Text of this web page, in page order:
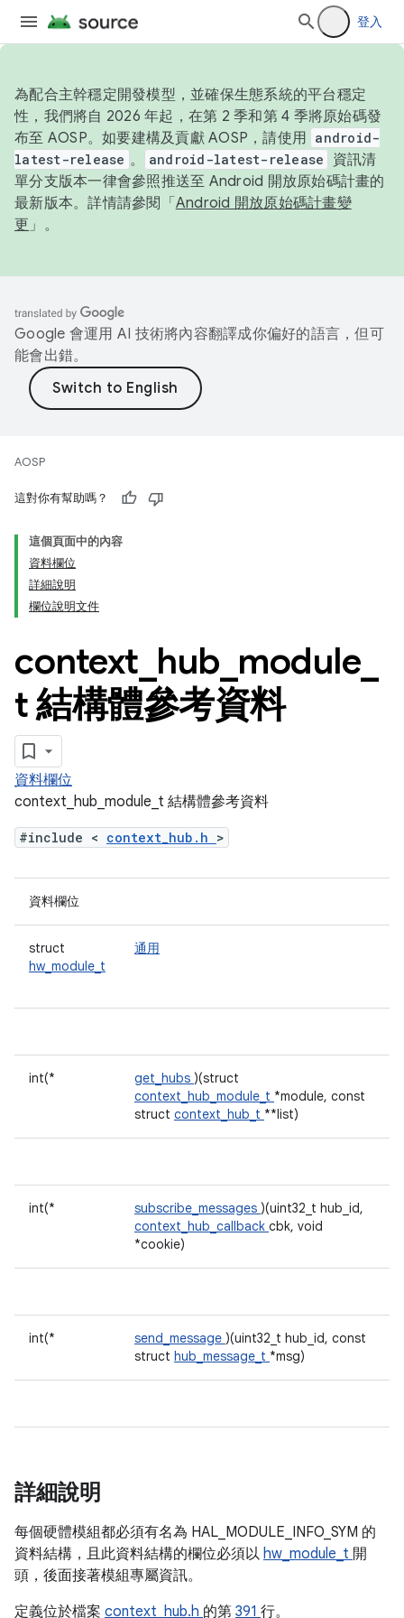
登入
為配合主幹穩定開發模型，並確保生態系統的平台穩定
性，我們將自 2026 年起，在第 2 季和第 4 季將原始碼發
布至 AOSP。如要建構及貢獻 AOSP，請使用 android-
latest-release 。 android-latest-release
資訊清
單分支版本一律會參照推送至 Android 開放原始碼計畫的
最新版本。詳情請參閱「 Android 開放原始碼計畫變
更 」。
Google 會運用 AI 技術將內容翻譯成你偏好的語言，但可
能會出錯。
AOSP
這對你有幫助嗎？
這個頁面中的內容
資料欄位
詳細說明
欄位說明文件
context hub module
t 結構體參考資料
資料欄位
context_hub_module_t 結構體參考資料
#include < context_hub.h >
資料欄位
struct
hw_module_t
通用
int(* get_hubs )(struct
context_hub_module_t *module, const
struct context_hub_t **list)
int(* subscribe_messages )(uint32_t hub_id,
context_hub_callback cbk, void
*cookie)
int(* send_message )(uint32_t hub_id, const
struct hub_message_t *msg)
詳細說明
每個硬體模組都必須有名為 HAL_MODULE_INFO_SYM 的
資料結構，且此資料結構的欄位必須以 hw_module_t 開
頭，後面接著模組專屬資訊。
定義位於檔案 context_hub.h 的第 391 行。